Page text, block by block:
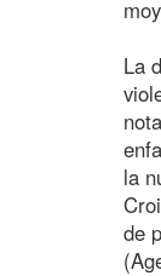
La
la
de